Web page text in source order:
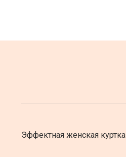
Эффектная женcкая куртка